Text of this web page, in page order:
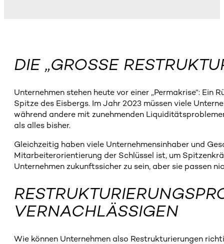
DIE „GROSSE
Unternehmen stehen heute vor einer „Permakrise“:
Spitze des Eisbergs. Im Jahr 2023 müssen viele
während andere mit zunehmenden
als alles bisher.
Gleichzeitig haben viele Unternehmensinhaber und
Mitarbeiterorientierung der Schlüssel ist, um
Unternehmen zukunftssicher zu sein, aber sie passen
VERNACHLÄSSIGEN
Wie können Unternehmen also Restrukturierungen